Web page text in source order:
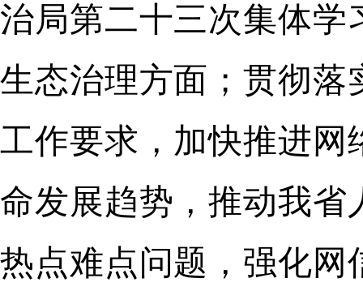
治局第二十三次集体
生态治理方面；贯彻落
工作要求，加快推进网
命发展趋势，推动我
热点难点问题，强化网